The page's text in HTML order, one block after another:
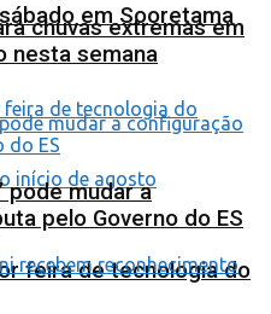
em Sooretama
feira de tecnologia do
chuvas extremas em
nesta semana
pode mudar a
pelo Governo do ES